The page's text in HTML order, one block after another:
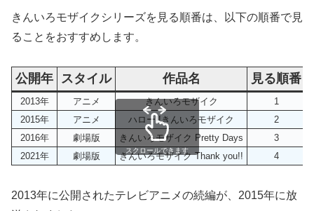
きんいろモザイクシリーズを見る順番は、以下の順番で見
ることをおすすめします。
公開年 スタイル 作品名 見る順番
2013年 アニメ きんいろモザイク
1
2015年
アニメ ハロー!!きんいろモザイク
2
2016年
劇場版 きんいろモザイク Pretty Days
3
2021年
劇場版 きんいろモザイク Thank you!! 4
スクロールできます
2013年に公開されたテレビアニメの続編が、2015年に放